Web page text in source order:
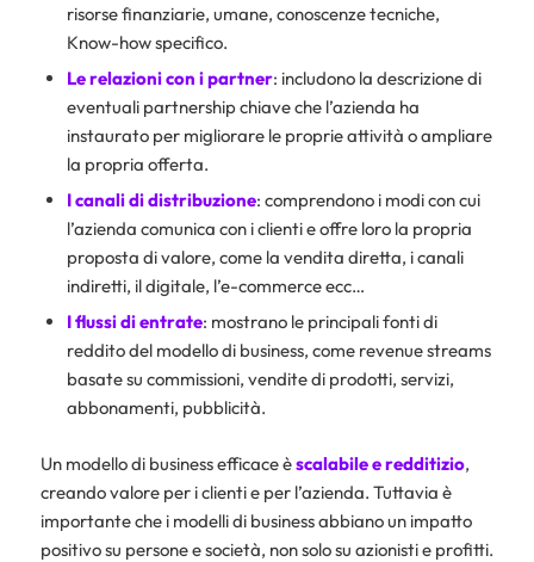
risorse finanziarie, umane, conoscenze tecniche,
Know-how specifico.
Le relazioni con i partner: includono la descrizione di
eventuali partnership chiave che l’azienda ha
instaurato per migliorare le proprie attività o ampliare
la propria offerta.
I canali di distribuzione: comprendono i modi con cui
l’azienda comunica con i clienti e offre loro la propria
proposta di valore, come la vendita diretta, i canali
indiretti, il digitale, l’e-commerce ecc…
I flussi di entrate: mostrano le principali fonti di
reddito del modello di business, come revenue streams
basate su commissioni, vendite di prodotti, servizi,
abbonamenti, pubblicità.
Un modello di business efficace èscalabile e redditizio,
creando valore per i clienti e per l’azienda. Tuttavia è
importante che i modelli di business abbiano un impatto
positivo su persone e società, non solo su azionisti e profitti.